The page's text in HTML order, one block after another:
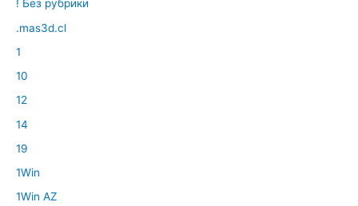
! Без рубрики
.mas3d.cl
1
10
12
14
19
1Win
1Win AZ